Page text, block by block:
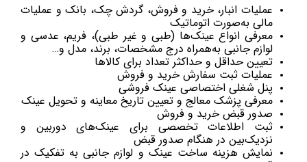
عملیات انبار، خرید و فروش، گردش چک، بانک و عملیات
مالی به‌صورت اتوماتیک
معرفی انواع عینک‌ها (طبی و غیر طبی)، فریم، عدسی و
لوازم جانبی به‌همراه درج مشخصات، برند، مدل و…
تعیین حداقل و حداکثر تعداد برای کالاها
عملیات ثبت سفارش خرید و فروش
پنل شغلی اختصاصی عینک فروشی
معرفی پزشک معالج و تعیین تاریخ معاینه و تحویل عینک
صدور قبض خرید و فروش
ثبت اطلاعات تخصصی برای عینک‌های دوربین و
نزدیک‌بین در هنگام صدور قبض
نمایش هزینه ساخت عینک و لوازم جانبی به تفکیک در